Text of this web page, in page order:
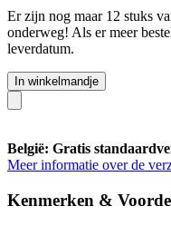
Er zijn nog maar 12 stuks
onderweg! Als er meer
leverdatum.
In winkelmandje
België: Gratis
Meer informatie over de
Kenmerken &